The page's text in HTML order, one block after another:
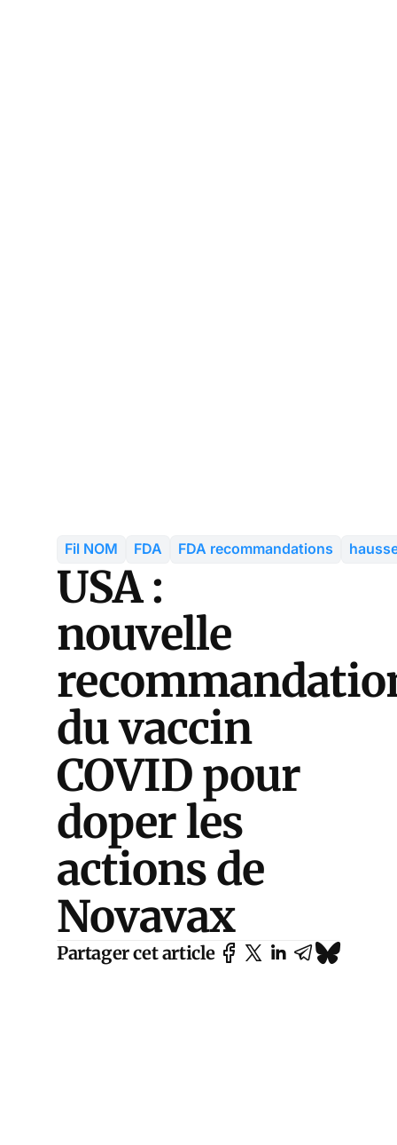
Fil NOM FDA FDA recommandations
USA :
nouvelle
du vaccin
COVID pour
doper les
actions de
Novavax
Partager cet article